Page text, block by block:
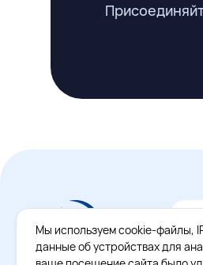
Мы используем cookie-файлы,
данные об устройствах для